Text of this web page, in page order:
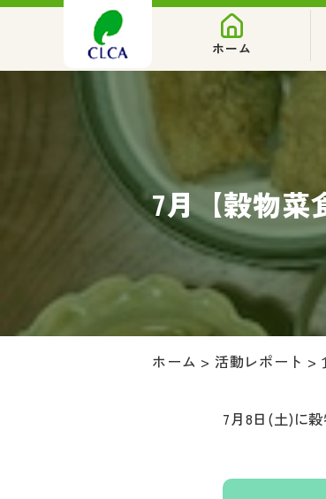
ホーム
7月【穀物菜
ホーム > 活動レポート >
7月8日(土)に